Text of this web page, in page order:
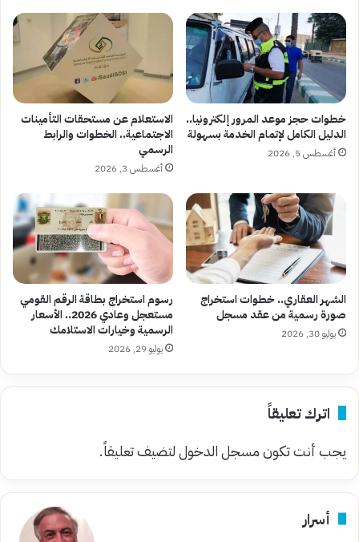
خطوات حجز موعد المرور إلكترونيا..
الدليل الكامل لإتمام الخدمة بسهولة
أغسطس 5, 2026
الاستعلام عن مستحقات التأمينات
الاجتماعية.. الخطوات والرابط
الرسمي
أغسطس 3, 2026
الشهر العقاري.. خطوات استخراج
صورة رسمية من عقد مسجل
يوليو 30, 2026
رسوم استخراج بطاقة الرقم القومي
مستعجل وعادي 2026.. الأسعار
الرسمية وخيارات الاستلامك
يوليو 29, 2026
اترك تعليقاً
يجب أنت تكونمسجل الدخوللتضيف تعليقاً.
أسرار